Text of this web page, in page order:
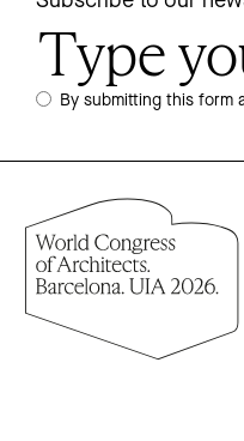
By submitting this form